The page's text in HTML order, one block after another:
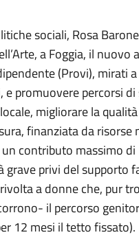
sociali, Rosa
a Foggia, il nuovo
(Provi), mirati
promuovere percorsi
migliorare la
finanziata da
contributo massimo
grave privi del supporto
a donne che, pur
il percorso
12 mesi il tetto fissato).